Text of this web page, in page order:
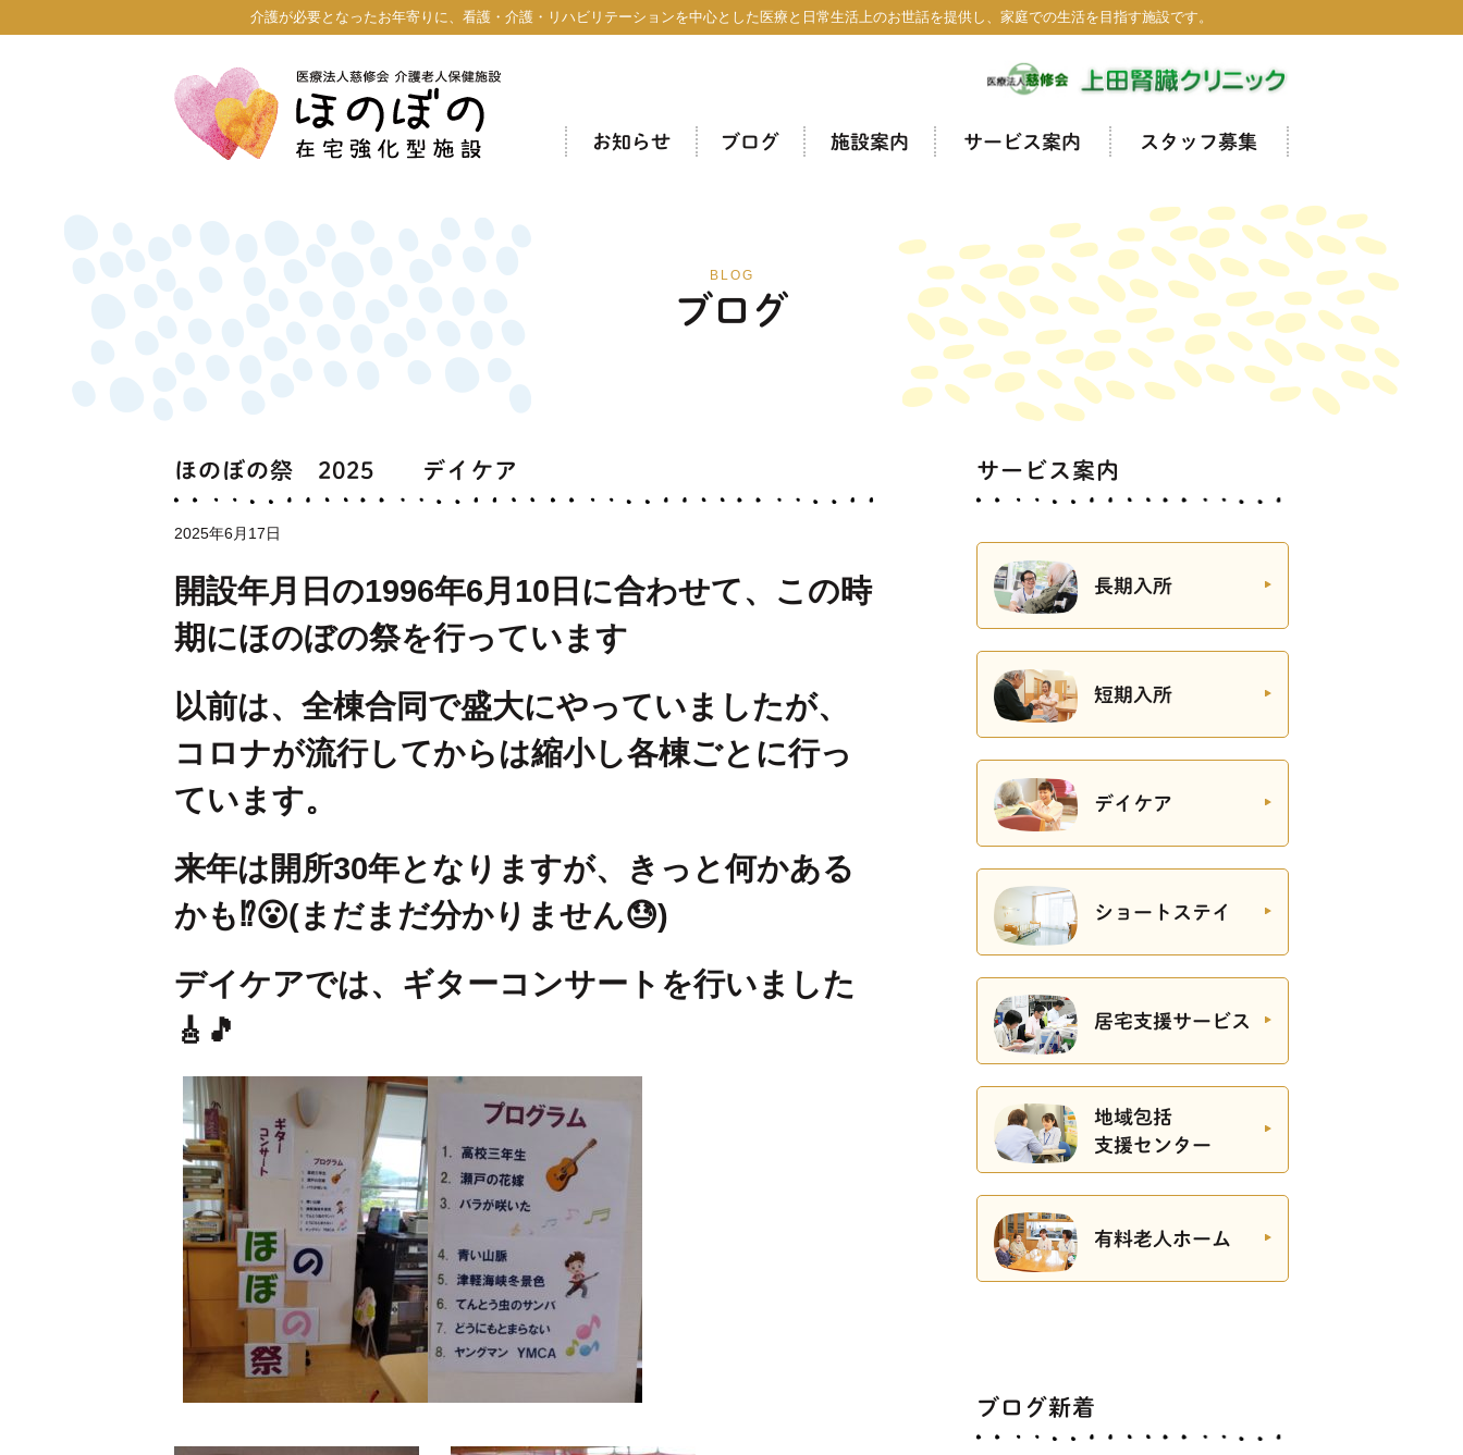
介護が必要となったお年寄りに、看護・介護・リハビリテーションを中心とした医療と日常生活上のお世話を提供し、家庭での生活を目指す施設です。
お知らせ ブログ 施設案内 サービス案内 スタッフ募集
BLOG
ブログ
ほのぼの祭 2025 デイケア
2025年6月17日
開設年月日の1996年6月10日に合わせて、この時
期にほのぼの祭を行っています
以前は、全棟合同で盛大にやっていましたが、
コロナが流行してからは縮小し各棟ごとに行っ
ています。
来年は開所30年となりますが、きっと何かある
かも⁉😮(まだまだ分かりません😓)
デイケアでは、ギターコンサートを行いました
🎸🎵
サービス案内
長期入所
短期入所
デイケア
ショートステイ
居宅支援サービス
地域包括
支援センター
有料老人ホーム
ブログ新着